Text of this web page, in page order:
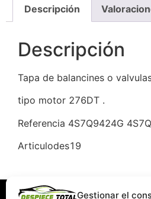
Gestionar el
Descripción
Descripción
Tapa de balancines o
tipo motor 276DT .
Referencia 4S7Q9424G
Articulodes19